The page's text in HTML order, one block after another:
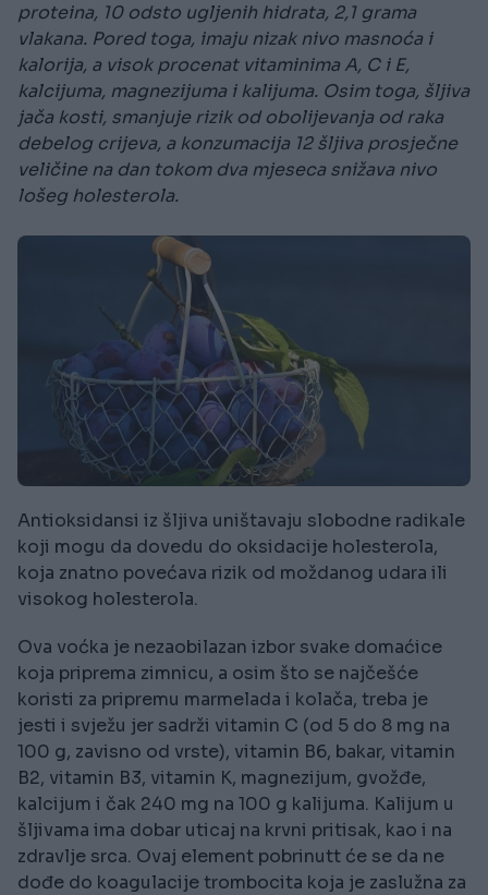
proteina, 10 odsto ugljenih hidrata, 2,1 grama
vlakana. Pored toga, imaju nizak nivo masnoća i
kalorija, a visok procenat vitaminima A, C i E,
kalcijuma, magnezijuma i kalijuma. Osim toga, šljiva
jača kosti, smanjuje rizik od obolijevanja od raka
debelog crijeva, a konzumacija 12 šljiva prosječne
veličine na dan tokom dva mjeseca snižava nivo
lošeg holesterola.
Antioksidansi iz šljiva uništavaju slobodne radikale
koji mogu da dovedu do oksidacije holesterola,
koja znatno povećava rizik od moždanog udara ili
visokog holesterola.
Ova voćka je nezaobilazan izbor svake domaćice
koja priprema zimnicu, a osim što se najčešće
koristi za pripremu marmelada i kolača, treba je
jesti i svježu jer sadrži vitamin C (od 5 do 8 mg na
100 g, zavisno od vrste), vitamin B6, bakar, vitamin
B2, vitamin B3, vitamin K, magnezijum, gvožđe,
kalcijum i čak 240 mg na 100 g kalijuma. Kalijum u
šljivama ima dobar uticaj na krvni pritisak, kao i na
zdravlje srca. Ovaj element pobrinutt će se da ne
dođe do koagulacije trombocita koja je zaslužna za